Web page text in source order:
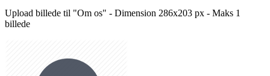
Upload billede til "Om os" - Dimension 286x203 px - Maks 1
billede